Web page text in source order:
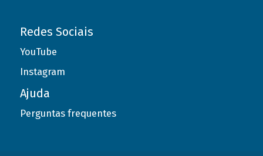
Redes Sociais
YouTube
Instagram
Ajuda
Perguntas frequentes